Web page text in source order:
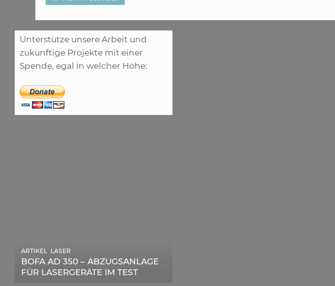
Unterstütze unsere Arbeit und
zukünftige Projekte mit einer
Spende, egal in welcher Höhe:
BOFA AD 350 – ABZUGSANLAGE
FÜR LASERGERÄTE IM TEST
ARTIKEL, LASER
DIE BEDEUTENDSTEN SCHRITTE
ZUR ERFOLGREICHEN
ARTIKEL, SONSTIGE